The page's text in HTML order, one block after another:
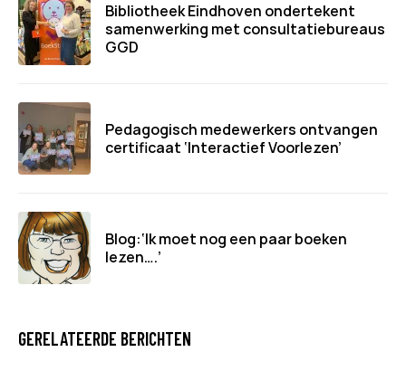
Bibliotheek Eindhoven ondertekent
samenwerking met consultatiebureaus
GGD
Pedagogisch medewerkers ontvangen
certificaat ‘Interactief Voorlezen’
Blog:‘Ik moet nog een paar boeken
lezen….’
GERELATEERDE BERICHTEN